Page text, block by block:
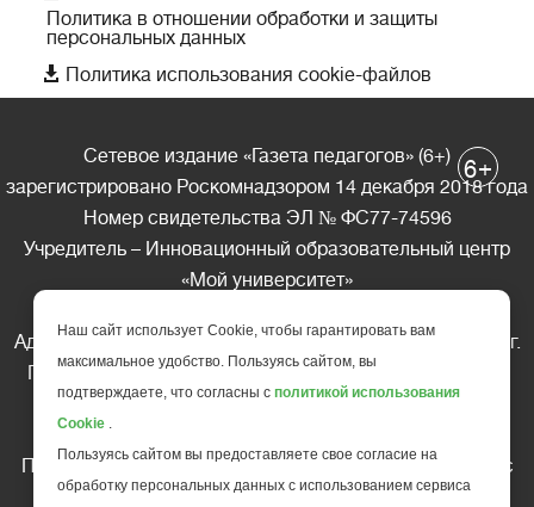
Политика в отношении обработки и защиты
персональных данных
 Политика использования cookie-файлов
Сетевое издание «Газета педагогов» (6+)
зарегистрировано Роскомнадзором 14 декабря 2018 года
Номер свидетельства ЭЛ № ФС77-74596
Учредитель – Инновационный образовательный центр
«Мой университет»
Адрес редакции: 185035 Россия, Республика Карелия, г.
Петрозаводск, ул. Фридриха Энгельса д.10, офис 211
Телефон редакции: +7 (499) 685-10-45
Перепечатка материалов газеты допускается только c
письменного разрешения редакции
6+
Наш сайт использует Cookie, чтобы гарантировать вам
максимальное удобство. Пользуясь сайтом, вы
подтверждаете, что согласны с политикой использования
Cookie .
Пользуясь сайтом вы предоставляете свое согласие на
обработку персональных данных с использованием сервиса